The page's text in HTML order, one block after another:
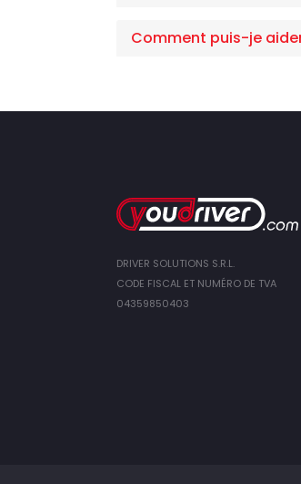
Comment puis-je
DRIVER SOLUTIONS S.R.L.
CODE FISCAL ET NUMÉRO DE TVA
04359850403